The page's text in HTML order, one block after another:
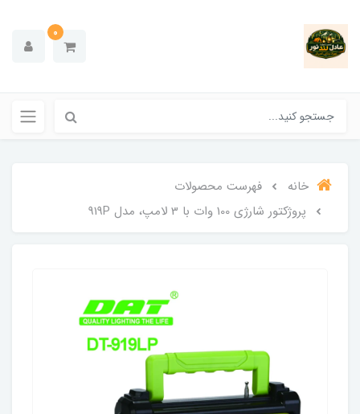
0
خانه
فهرست محصولات
پروژکتور شارژی 100 وات با 3 لامپ، مدل 919P